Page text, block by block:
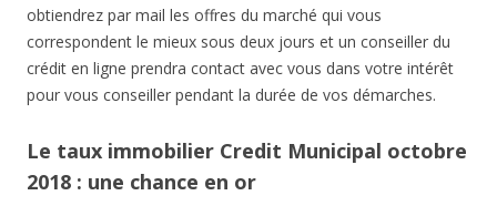
obtiendrez par mail les offres du marché qui vous
correspondent le mieux sous deux jours et un conseiller du
crédit en ligne prendra contact avec vous dans votre intérêt
pour vous conseiller pendant la durée de vos démarches.
Le taux immobilier Credit Municipal octobre
2018 : une chance en or